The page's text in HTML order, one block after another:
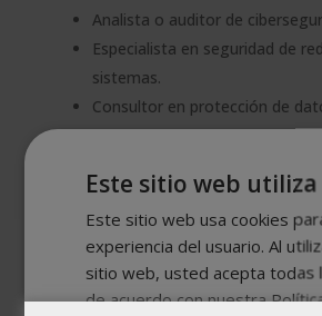
Analista o auditor de
Especialista en seguridad de
sistemas.
Consultor en protección de
cumplimiento normativo.
Experto en ciberinteligencia y
incidentes.
Responsable de seguridad
empresas, entidades
instituciones gubernamentales.
Este sitio web utiliza
Este sitio web usa cookies
experiencia del usuario. Al
sitio web, usted acepta todas
de acuerdo con nuestra